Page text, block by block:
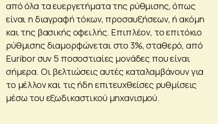
από όλα τα ευεργετήματα της ρύθμισης, όπως
είναι η διαγραφή τόκων, προσαυξήσεων, ή ακόμη
και της βασικής οφειλής. Επιπλέον, το επιτόκιο
ρύθμισης διαμορφώνεται στο 3%, σταθερό, από
Euribor συν 5 ποσοστιαίες μονάδες που είναι
σήμερα. Οι βελτιώσεις αυτές καταλαμβάνουν για
το μέλλον και τις ήδη επιτευχθείσες ρυθμίσεις
μέσω του εξωδικαστικού μηχανισμού.